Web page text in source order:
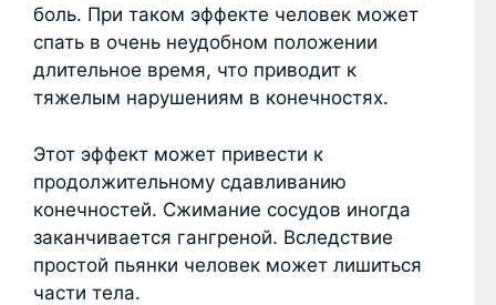
боль. При таком эффекте человек может
спать в очень неудобном положении
длительное время, что приводит к
тяжелым нарушениям в конечностях.
Этот эффект может привести к
продолжительному сдавливанию
конечностей. Сжимание сосудов иногда
заканчивается гангреной. Вследствие
простой пьянки человек может лишиться
части тела.